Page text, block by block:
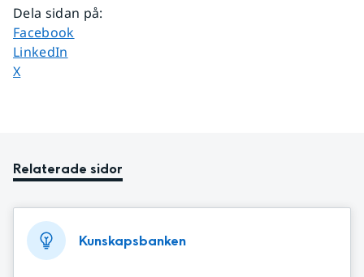
Dela sidan på:
Dela sidan på
Facebook
Dela sidan på
LinkedIn
Dela sidan på
X
Relaterade sidor
Kunskapsbanken